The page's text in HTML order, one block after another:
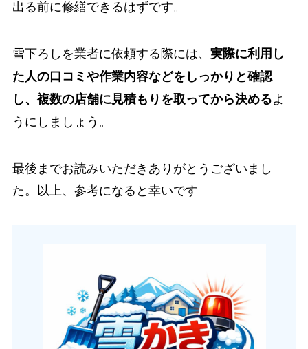
出る前に修繕できるはずです。
雪下ろしを業者に依頼する際には、 実際に利用し
た人の口コミや作業内容などをしっかりと確認
し、複数の店舗に見積もりを取ってから決めるよ
うにしましょう。
最後までお読みいただきありがとうございまし
た。以上、参考になると幸いです